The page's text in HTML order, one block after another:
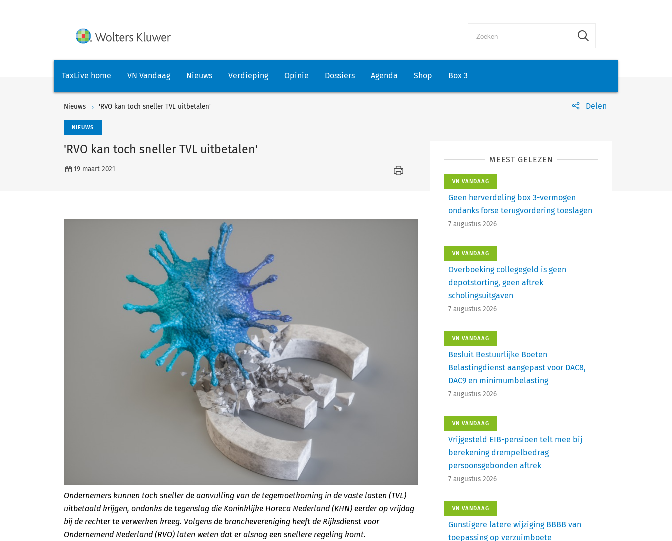
TaxLive home VN Vandaag Nieuws Verdieping Opinie Dossiers Agenda Shop Box 3
Nieuws 'RVO kan toch sneller TVL uitbetalen' Delen
NIEUWS
'RVO kan toch sneller TVL uitbetalen'
19 maart 2021
Ondernemers kunnen toch sneller de aanvulling van de tegemoetkoming in de vaste lasten (TVL)
uitbetaald krijgen, ondanks de tegenslag die Koninklijke Horeca Nederland (KHN) eerder op vrijdag
bij de rechter te verwerken kreeg. Volgens de branchevereniging heeft de Rijksdienst voor
Ondernemend Nederland (RVO) laten weten dat er alsnog een snellere regeling komt.
MEEST GELEZEN
VN VANDAAG
Geen herverdeling box 3-vermogen
ondanks forse terugvordering toeslagen
7 augustus 2026
VN VANDAAG
Overboeking collegegeld is geen
depotstorting, geen aftrek
scholingsuitgaven
7 augustus 2026
VN VANDAAG
Besluit Bestuurlijke Boeten
Belastingdienst aangepast voor DAC8,
DAC9 en minimumbelasting
7 augustus 2026
VN VANDAAG
Vrijgesteld EIB-pensioen telt mee bij
berekening drempelbedrag
persoonsgebonden aftrek
7 augustus 2026
VN VANDAAG
Gunstigere latere wijziging BBBB van
toepassing op verzuimboete